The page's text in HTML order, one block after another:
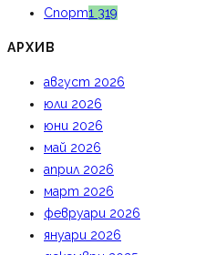
Спорт1 319
АРХИВ
август 2026
юли 2026
юни 2026
май 2026
април 2026
март 2026
февруари 2026
януари 2026